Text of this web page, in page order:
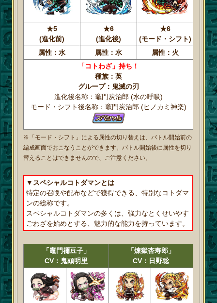
★5
(進化前)
★6
(進化後)
★6
(モード・シフト)
属性：水
属性：水
属性：火
「コトわざ」持ち！
種族：英
グループ：鬼滅の刃
進化後名称：竈門炭治郎 (水の呼吸)
モード・シフト後名称：竈門炭治郎 (ヒノカミ神楽)
※「モード・シフト」による属性の切り替えは、バトル開始前の
編成画面でおこなうことができます。バトル開始後に属性を切り
替えることはできませんので、ご注意ください。
▼スペシャルコトダマンとは
特定の召喚や配布などで獲得できる、特別なコトダマ
ンの総称です。
スペシャルコトダマンの多くは、強力なとくせいやす
ごわざを始めとする、魅力的な能力を持っています。
「竈門禰豆子」
CV：鬼頭明里
「煉獄杏寿郎」
CV：日野聡